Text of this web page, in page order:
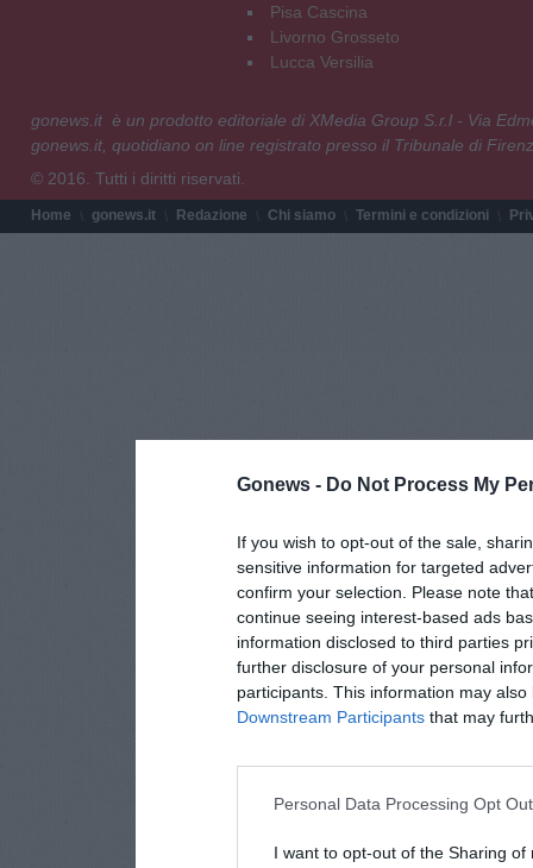
Gonews - Do Not Process My
If you wish to opt-out of the sale,
sensitive information for targeted
confirm your selection. Please note
continue seeing interest-based ads
information disclosed to third parties
further disclosure of your personal
participants. This information may
Downstream Participants that may
Personal Data Processing Opt
I want to opt-out of the Sharing of
Pisa Cascina
Livorno Grosseto
Lucca Versilia
gonews.it è un prodotto editoriale di XMedia Group S.r.l - Via
gonews.it, quotidiano on line registrato presso il Tribunale di
© 2016. Tutti i diritti riservati.
Home gonews.it Redazione Chi siamo Termini e condizioni